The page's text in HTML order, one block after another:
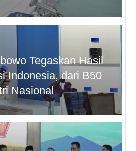
Tegaskan Hasil
Indonesia, dari B50
Nasional